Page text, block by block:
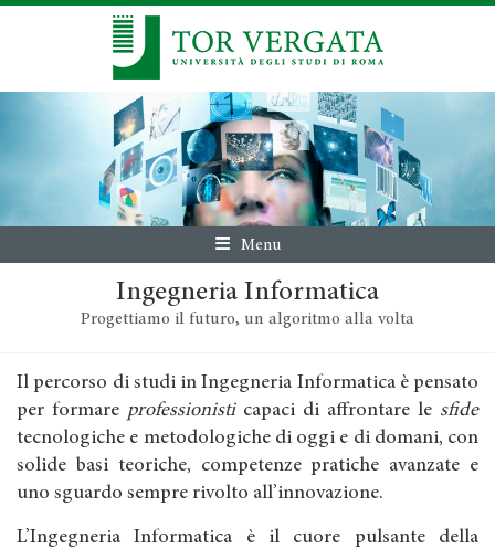
Menu
Ingegneria Informatica
Progettiamo il futuro, un algoritmo alla volta
Il percorso di studi in Ingegneria Informatica è pensato
per formare professionisticapaci di affrontare le sfide
tecnologiche e metodologiche di oggi e di domani, con
solide basi teoriche, competenze pratiche avanzate e
uno sguardo sempre rivolto all’innovazione.
L’Ingegneria Informatica è il cuore pulsante della